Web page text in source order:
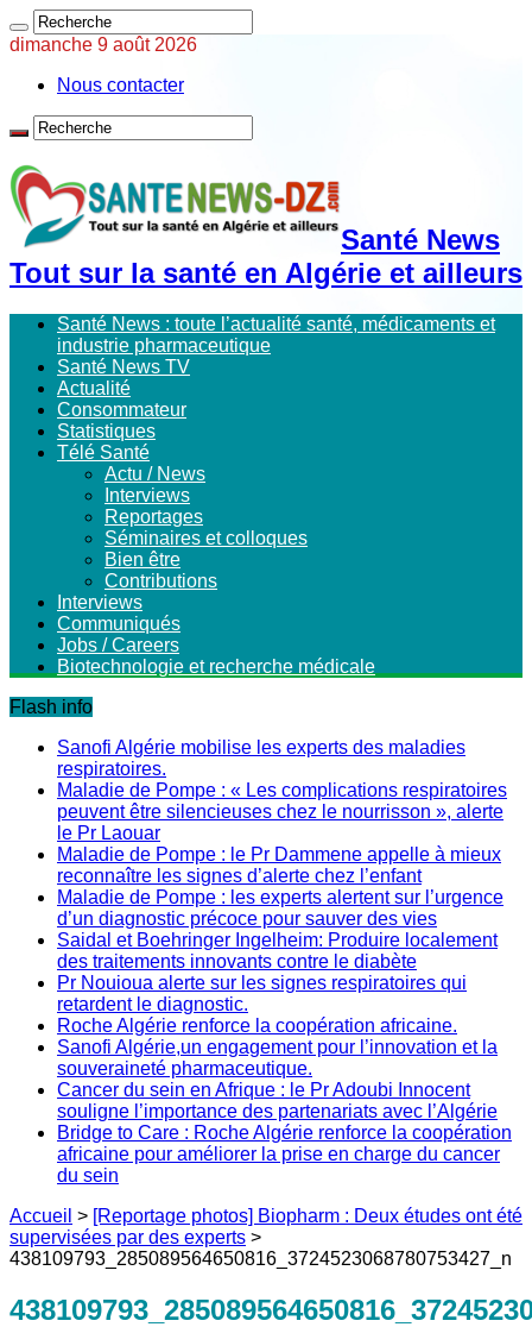
dimanche 9 août 2026
Nous contacter
Santé News
Tout sur la santé en Algérie et ailleurs
Santé News : toute l’actualité santé, médicaments et
industrie pharmaceutique
Santé News TV
Actualité
Consommateur
Statistiques
Télé Santé
Actu / News
Interviews
Reportages
Séminaires et colloques
Bien être
Contributions
Interviews
Communiqués
Jobs / Careers
Biotechnologie et recherche médicale
Flash info
Sanofi Algérie mobilise les experts des maladies
respiratoires.
Maladie de Pompe : « Les complications respiratoires
peuvent être silencieuses chez le nourrisson », alerte
le Pr Laouar
Maladie de Pompe : le Pr Dammene appelle à mieux
reconnaître les signes d’alerte chez l’enfant
Maladie de Pompe : les experts alertent sur l’urgence
d’un diagnostic précoce pour sauver des vies
Saidal et Boehringer Ingelheim: Produire localement
des traitements innovants contre le diabète
Pr Nouioua alerte sur les signes respiratoires qui
retardent le diagnostic.
Roche Algérie renforce la coopération africaine.
Sanofi Algérie,un engagement pour l’innovation et la
souveraineté pharmaceutique.
Cancer du sein en Afrique : le Pr Adoubi Innocent
souligne l’importance des partenariats avec l’Algérie
Bridge to Care : Roche Algérie renforce la coopération
africaine pour améliorer la prise en charge du cancer
du sein
Accueil > [Reportage photos] Biopharm : Deux études ont été
supervisées par des experts >
438109793_285089564650816_3724523068780753427_n